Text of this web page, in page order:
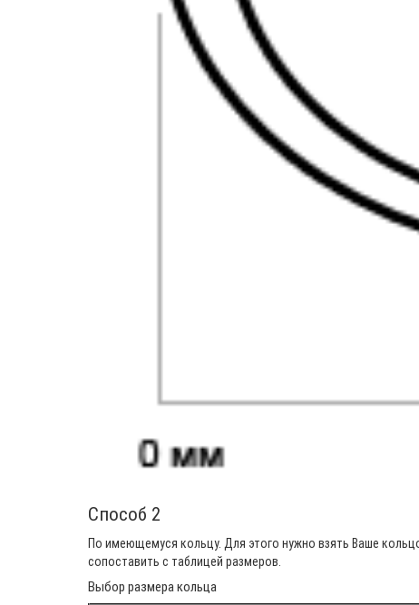
Способ 2
По имеющемуся кольцу. Для этого нужно взять Ваше
сопоставить с таблицей размеров.
Выбор размера кольца